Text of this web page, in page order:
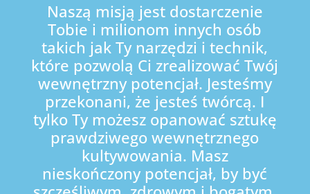
Naszą misją jest dostarczenie
Tobie i milionom innych osób
takich jak Ty narzędzi i technik,
które pozwolą Ci zrealizować Twój
wewnętrzny potencjał. Jesteśmy
przekonani, że jesteś twórcą. I
tylko Ty możesz opanować sztukę
prawdziwego wewnętrznego
kultywowania. Masz
nieskończony potencjał, by być